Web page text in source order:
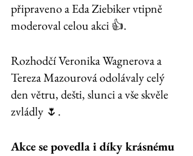
připraveno a Eda Ziebiker vtipně
moderoval celou akci 👍.
Rozhodčí Veronika Wagnerova a
Tereza Mazourová odolávaly celý
den větru, dešti, slunci a vše skvěle
zvládly 🌷.
Akce se povedla i díky krásnému